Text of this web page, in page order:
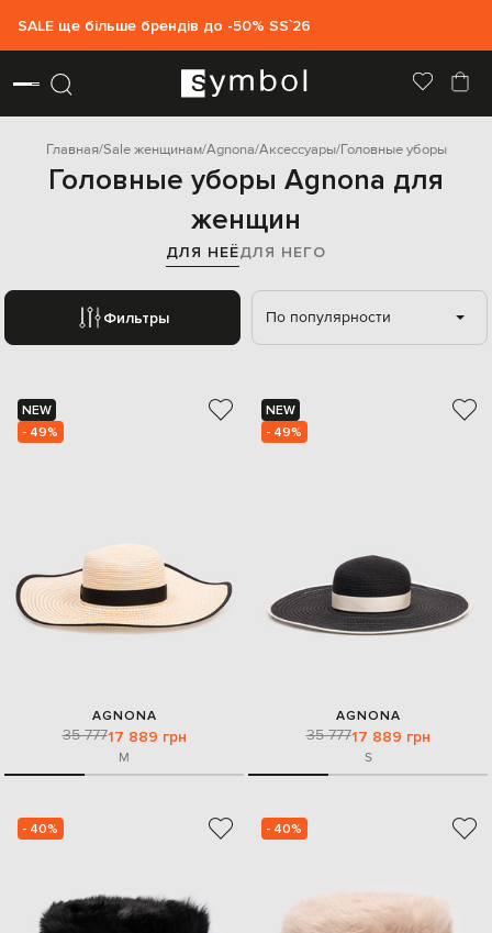
SALE ще більше брендів до -50% SS`26
Главная Sale женщинам Agnona Аксессуары Головные уборы
Головные уборы Agnona для
женщин
ДЛЯ НЕЁДЛЯ НЕГО
Фильтры По популярности
NEW
- 49%
AGNONA
35 77717 889 грн
M
NEW
- 49%
AGNONA
35 77717 889 грн
S
- 40% - 40%